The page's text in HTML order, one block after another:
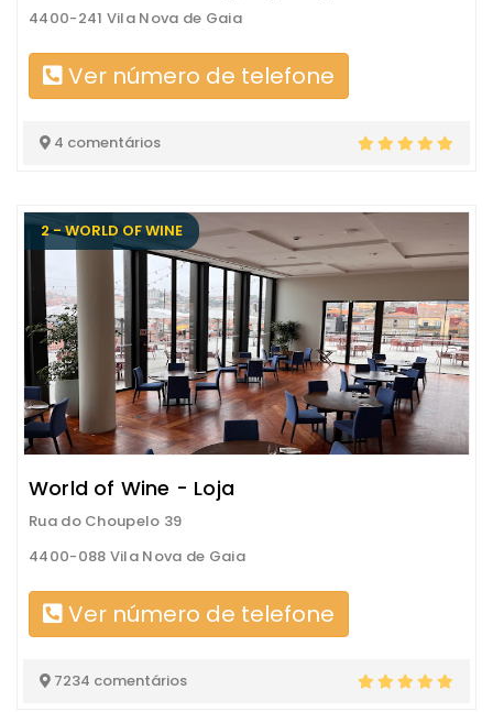
4400-241 Vila Nova de Gaia
Ver número de telefone
4 comentários
2 - WORLD OF WINE
World of Wine - Loja
Rua do Choupelo 39
4400-088 Vila Nova de Gaia
Ver número de telefone
7234 comentários